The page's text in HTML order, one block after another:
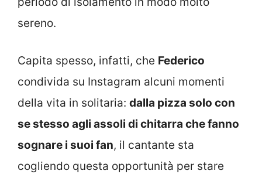
sereno.
Capita spesso, infatti, che Federico
condivida su Instagram alcuni momenti
della vita in solitaria: dalla pizza solo con
se stesso agli assoli di chitarra che fanno
sognare i suoi fan, il cantante sta
cogliendo questa opportunità per stare